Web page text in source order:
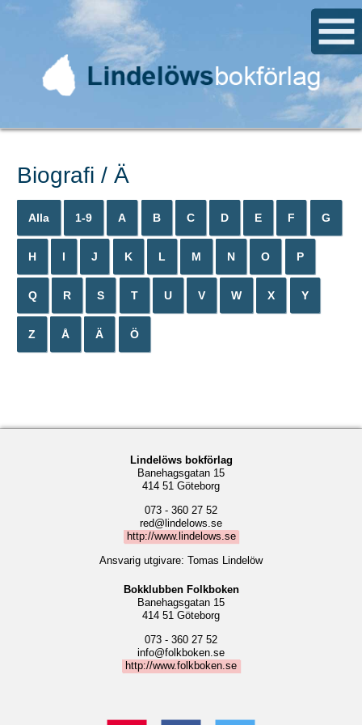
Biografi / Ä
Alla 1-9 A B C D E F G
H I J K L M N O P
Q R S T U V W X Y
Z Å Ä Ö
Lindelöws bokförlag
Banehagsgatan 15
414 51 Göteborg
073 - 360 27 52
red@lindelows.se
http://www.lindelows.se
Ansvarig utgivare: Tomas Lindelöw
Bokklubben Folkboken
Banehagsgatan 15
414 51 Göteborg
073 - 360 27 52
info@folkboken.se
http://www.folkboken.se